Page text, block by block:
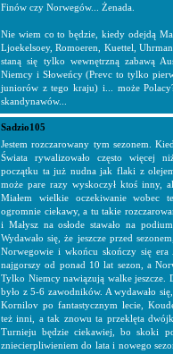
Finów czy Norwegów... Żenada.
Nie wiem co to będzie, kiedy odejdą
Ljoekelsoey, Romoeren, Kuettel,
staną się tylko wewnętrzną zabawą
Niemcy i Słoweńcy (Prevc to tylko
juniorów z tego kraju) i... może
skandynawów...
Sadzio105
Jestem rozczarowany tym sezonem.
Świata rywalizowało często więcej
początku ta już nudna jak flaki z
może pare razy wyskoczył ktoś inny,
Miałem wielkie oczekiwanie wobec
ogromnie ciekawy, a tu takie
i Małysz na osłode stawało na
Wydawało się, że jeszcze przed
Norwegowie i wkońcu skończy się era
najgorszy od ponad 10 lat sezon, a
Tylko Niemcy nawiązują walke
było z 5-6 zawodników. A wydawało
Kornilov po fantastycznym lecie,
też inni, a tak znowu ta przeklęta
Turnieju będzie ciekawiej, bo skoki
zniecierpliwieniem do lata i nowego